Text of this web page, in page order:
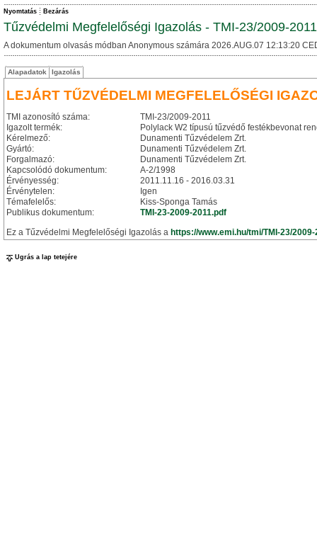
Nyomtatás Bezárás
Tűzvédelmi Megfelelőségi Igazolás - TMI-23/2009-2011
A dokumentum olvasás módban Anonymous számára 2026.AUG.07 12:13:20
Alapadatok Igazolás
LEJÁRT TŰZVÉDELMI MEGFELELŐSÉGI
TMI azonosító száma:
TMI-23/2009-2011
Igazolt termék:
Polylack W2 típusú tűzvédő festékbevonat
Kérelmező:
Dunamenti Tűzvédelem Zrt.
Gyártó:
Dunamenti Tűzvédelem Zrt.
Forgalmazó:
Dunamenti Tűzvédelem Zrt.
Kapcsolódó dokumentum:
A-2/1998
Érvényesség:
2011.11.16 - 2016.03.31
Érvénytelen:
Igen
Témafelelős:
Kiss-Sponga Tamás
Publikus dokumentum:
TMI-23-2009-2011.pdf
Ez a Tűzvédelmi Megfelelőségi Igazolás a https://www.emi.hu/tmi/TMI-23/2009-
Ugrás a lap tetejére